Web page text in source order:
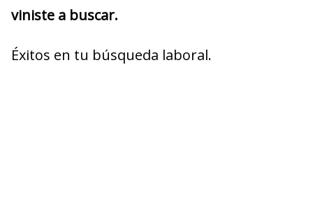
viniste a buscar.
Éxitos en tu búsqueda laboral.